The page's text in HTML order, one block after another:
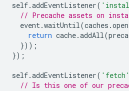
self.addEventListener(
// Precache assets on
event.waitUntil(caches .open
return cache.addAll(
}));
});
self.addEventListener( 'fetch'
// Is this one of our